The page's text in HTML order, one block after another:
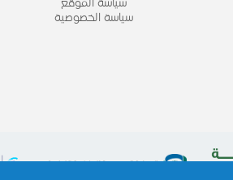
سياسة الموقع
سياسة الخصوصية